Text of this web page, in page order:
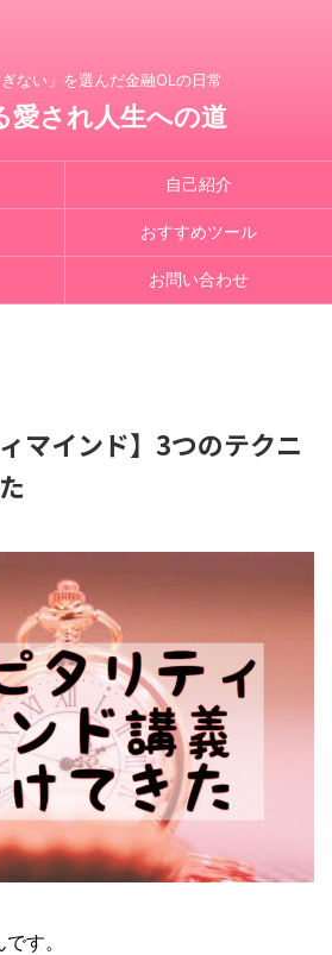
ぎない」を選んだ金融OLの日常
愛され人生への道
自己紹介
おすすめツール
お問い合わせ
マインド】3つのテクニ
す。